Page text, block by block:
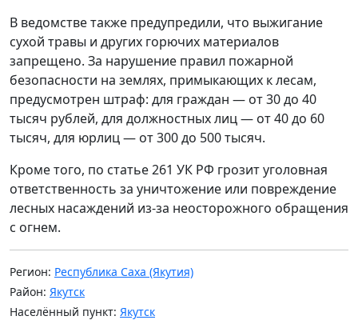
В ведомстве также предупредили, что выжигание
сухой травы и других горючих материалов
запрещено. За нарушение правил пожарной
безопасности на землях, примыкающих к лесам,
предусмотрен штраф: для граждан — от 30 до 40
тысяч рублей, для должностных лиц — от 40 до 60
тысяч, для юрлиц — от 300 до 500 тысяч.
Кроме того, по статье 261 УК РФ грозит уголовная
ответственность за уничтожение или повреждение
лесных насаждений из-за неосторожного обращения
с огнем.
Регион: Республика Саха (Якутия)
Район: Якутск
Населённый пункт: Якутск